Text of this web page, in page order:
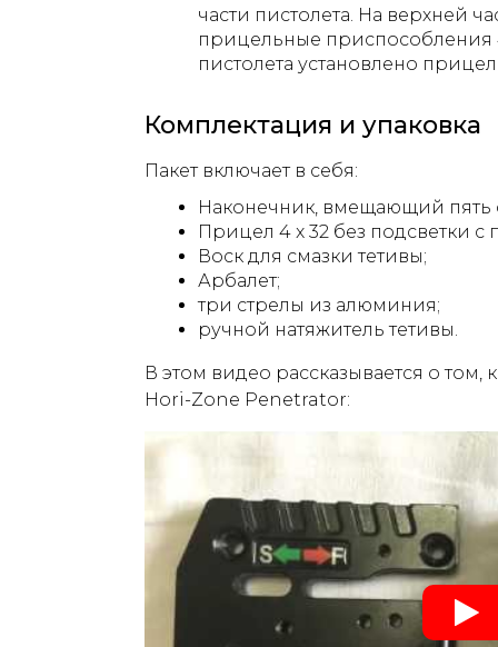
части пистолета. На верхней
прицельные приспособления
пистолета установлено
Комплектация и упаковка
Пакет включает в себя:
Наконечник, вмещающий пять
Прицел 4 x 32 без подсветки с
Воск для смазки тетивы;
Арбалет;
три стрелы из алюминия;
ручной натяжитель тетивы.
В этом видео рассказывается о
Hori-Zone Penetrator: